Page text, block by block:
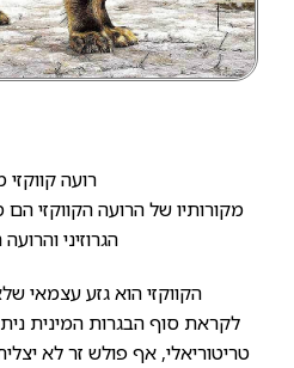
רועה קווקזי
מקורותיו של הרועה הקווקזי
הגרוזיני
הקווקזי הוא גזע עצמאי
לקראת סוף הבגרות המינית
טריטוריאלי, אף פולש זר לא